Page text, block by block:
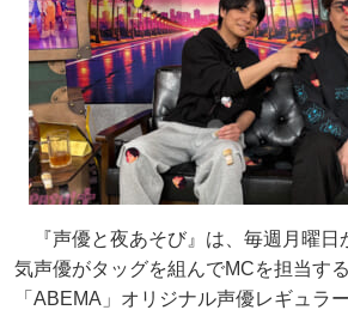
『声優と夜あそび』は、毎週月曜日
気声優がタッグを組んでMCを担当す
「ABEMA」オリジナル声優レギュラ